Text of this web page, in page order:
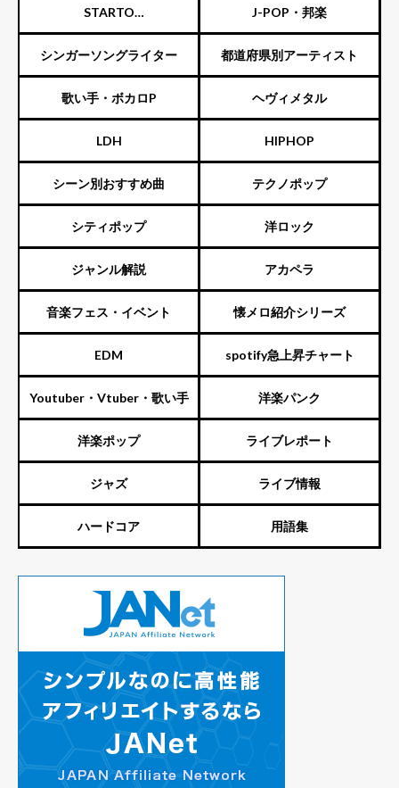
STARTO
ENTERTAINMENT（旧ジャニ
ーズ）
J-POP・邦楽
シンガーソングライター 都道府県別アーティスト
歌い手・ボカロP ヘヴィメタル
LDH HIPHOP
シーン別おすすめ曲 テクノポップ
シティポップ 洋ロック
ジャンル解説 アカペラ
音楽フェス・イベント 懐メロ紹介シリーズ
EDM spotify急上昇チャート
Youtuber・Vtuber・歌い手 洋楽パンク
洋楽ポップ ライブレポート
ジャズ ライブ情報
ハードコア 用語集